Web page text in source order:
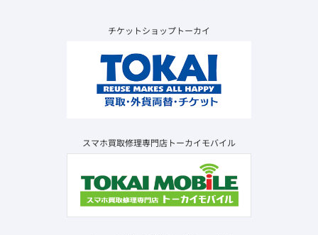
チケットショップトーカイ
スマホ買取修理専門店トーカイモバイル